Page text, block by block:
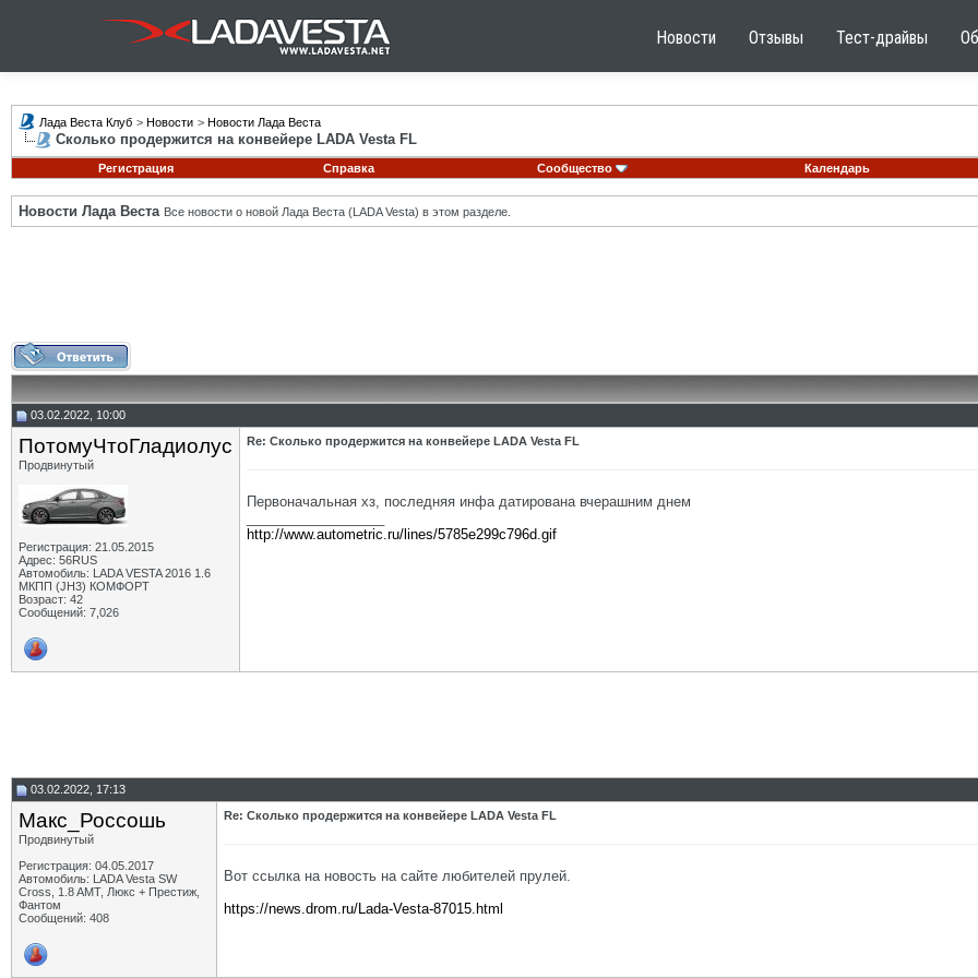
Новости Отзывы Тест-драйвы
Лада Веста Клуб > Новости > Новости Лада Веста
Сколько продержится на конвейере LADA Vesta FL
Регистрация Справка Сообщество Календарь
Новости Лада Веста Все новости о новой Лада Веста (LADA Vesta) в этом разделе.
03.02.2022, 10:00
ПотомуЧтоГладиолус
Продвинутый
Регистрация: 21.05.2015
Адрес: 56RUS
Автомобиль: LADA VESTA 2016 1.6
МКПП (JH3) КОМФОРТ
Возраст: 42
Сообщений: 7,026
Re: Сколько продержится на конвейере LADA Vesta FL
Первоначальная хз, последняя инфа датирована вчерашним днем
http://www.autometric.ru/lines/5785e299c796d.gif
03.02.2022, 17:13
Макс_Россошь
Продвинутый
Регистрация: 04.05.2017
Автомобиль: LADA Vesta SW
Cross, 1.8 AMT, Люкс + Престиж,
Фантом
Сообщений: 408
Re: Сколько продержится на конвейере LADA Vesta FL
Вот ссылка на новость на сайте любителей прулей.
https://news.drom.ru/Lada-Vesta-87015.html